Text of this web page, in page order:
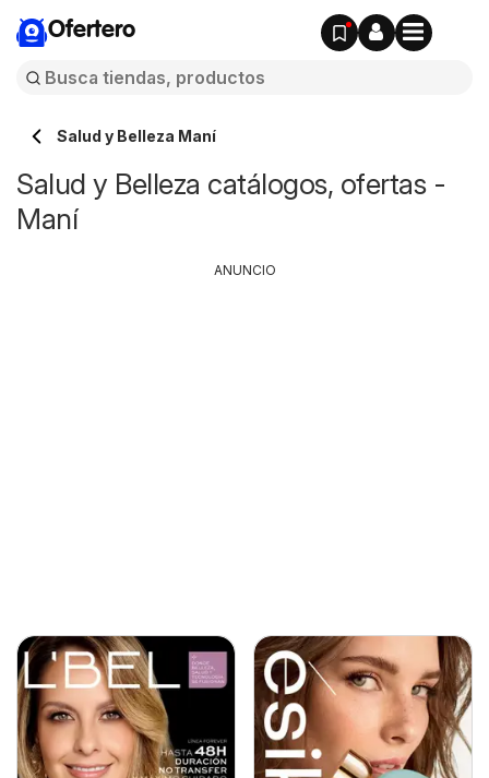
Ofertero
Salud y Belleza Maní
Salud y Belleza catálogos, ofertas -
Maní
ANUNCIO